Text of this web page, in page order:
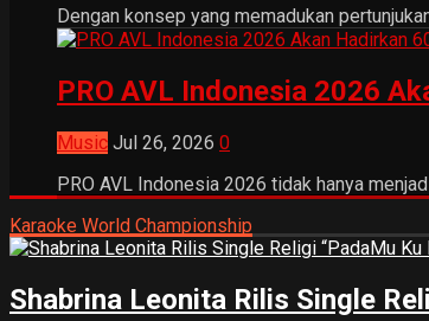
Dengan konsep yang memadukan
PRO AVL Indonesia 2026
Music Jul 26, 2026 0
PRO AVL Indonesia 2026 tidak hanya
Karaoke World Championship
Shabrina Leonita Rilis Single